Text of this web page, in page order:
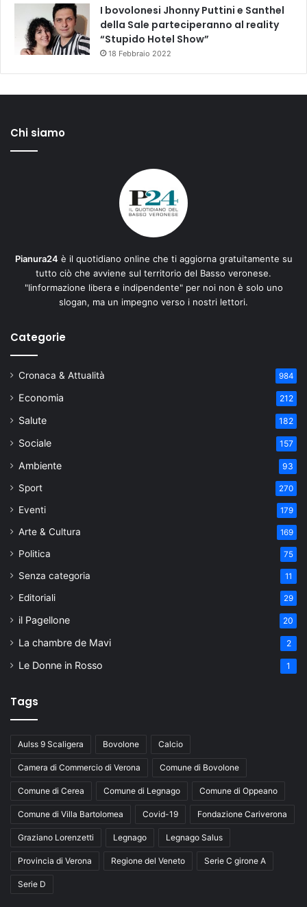
I bovolonesi Jhonny Puttini e Santhel
della Sale parteciperanno al reality
“Stupido Hotel Show”
18 Febbraio 2022
Chi siamo
Pianura24 è il quotidiano online che ti aggiorna gratuitamente su
tutto ciò che avviene sul territorio del Basso veronese.
"Iinformazione libera e indipendente" per noi non è solo uno
slogan, ma un impegno verso i nostri lettori.
Categorie
Cronaca & Attualità 984
Economia 212
Salute 182
Sociale 157
Ambiente 93
Sport 270
Eventi 179
Arte & Cultura 169
Politica 75
Senza categoria 11
Editoriali 29
il Pagellone 20
La chambre de Mavi 2
Le Donne in Rosso 1
Tags
Aulss 9 Scaligera Bovolone Calcio
Camera di Commercio di Verona Comune di Bovolone
Comune di Cerea Comune di Legnago Comune di Oppeano
Comune di Villa Bartolomea Covid-19 Fondazione Cariverona
Graziano Lorenzetti Legnago Legnago Salus
Provincia di Verona Regione del Veneto Serie C girone A
Serie D